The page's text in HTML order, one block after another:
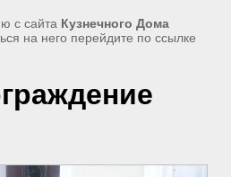
с сайта Кузнечного Дома
на него перейдите по ссылке